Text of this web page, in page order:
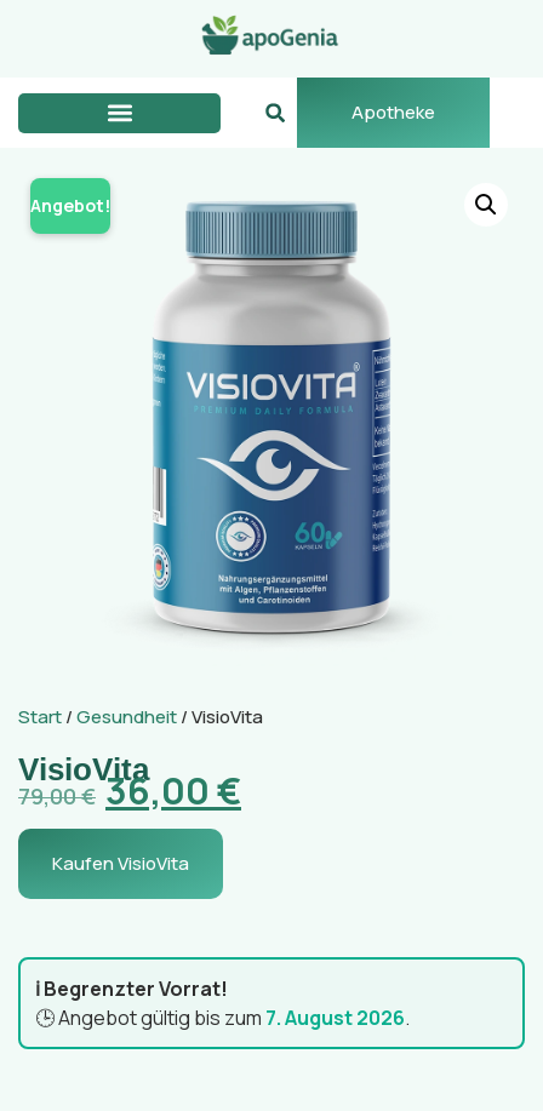
Apotheke
Angebot!
Start/Gesundheit/ VisioVita
VisioVita
79,00€ 36,00€
Kaufen VisioVita
ℹ️ Begrenzter Vorrat!
🕒 Angebot gültig bis zum 7. August 2026.